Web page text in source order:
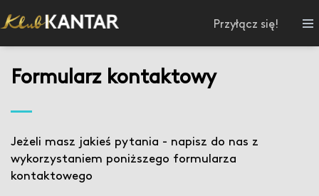
Przyłącz się!
Formularz kontaktowy
Jeżeli masz jakieś pytania - napisz do nas z
wykorzystaniem poniższego formularza
kontaktowego